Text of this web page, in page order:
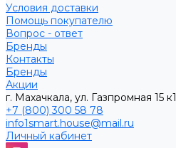
Условия доставки
Помощь покупателю
Вопрос - ответ
Бренды
Контакты
Бренды
Акции
г. Махачкала, ул. Газпромная 15 к1
+7 (800) 300 58 78
info1smart.house@mail.ru
Личный кабинет